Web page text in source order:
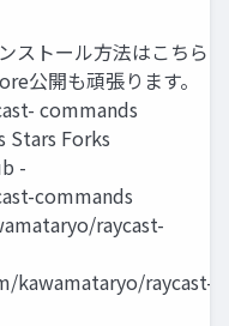
ストール方法はこちら
公開も頑張ります。
commands
Forks
-
commands
raycast-
raycast-